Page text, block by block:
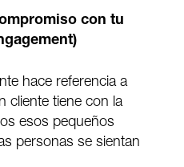
con tu
hace referencia a
cliente tiene con la
esos pequeños
personas se sientan